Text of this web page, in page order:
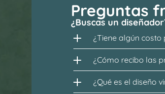
Preguntas
¿Buscas un
¿Tiene algún
¿Cómo recibo las
¿Qué es el diseño